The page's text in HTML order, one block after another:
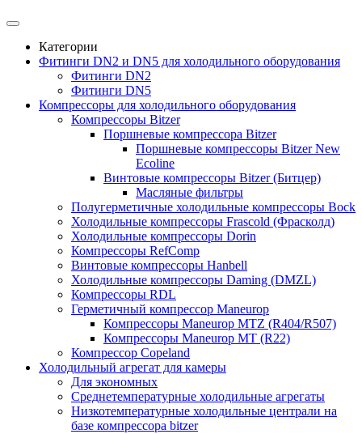
Категории
Фитинги DN2 и DN5 для холодильного оборудования
Фитинги DN2
Фитинги DN5
Компрессоры для холодильного оборудования
Компрессоры Bitzer
Поршневые компрессора Bitzer
Поршневые компрессоры Bitzer New
Ecoline
Винтовые компрессоры Bitzer (Битцер)
Масляные фильтры
Полугерметичные холодильные компрессоры Bock
Холодильные компрессоры Frascold (Фрасколд)
Холодильные компрессоры Dorin
Компрессоры RefComp
Винтовые компрессоры Hanbell
Холодильные компрессоры Daming (DMZL)
Компрессоры RDL
Герметичный компрессор Maneurop
Компрессоры Maneurop MTZ (R404/R507)
Компрессоры Maneurop MT (R22)
Компрессор Copeland
Холодильный агрегат для камеры
Для экономных
Среднетемпературные холодильные агрегаты
Низкотемпературные холодильные централи на
базе компрессора bitzer